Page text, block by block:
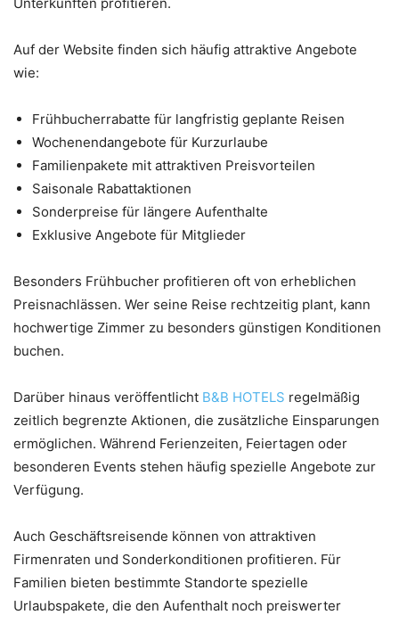
Auf der Website finden sich häufig attraktive Angebote
wie:
Frühbucherrabatte für langfristig geplante Reisen
Wochenendangebote für Kurzurlaube
Familienpakete mit attraktiven Preisvorteilen
Saisonale Rabattaktionen
Sonderpreise für längere Aufenthalte
Exklusive Angebote für Mitglieder
Besonders Frühbucher profitieren oft von erheblichen
Preisnachlässen. Wer seine Reise rechtzeitig plant, kann
hochwertige Zimmer zu besonders günstigen Konditionen
buchen.
Darüber hinaus veröffentlicht B&B HOTELS regelmäßig
zeitlich begrenzte Aktionen, die zusätzliche Einsparungen
ermöglichen. Während Ferienzeiten, Feiertagen oder
besonderen Events stehen häufig spezielle Angebote zur
Verfügung.
Auch Geschäftsreisende können von attraktiven
Firmenraten und Sonderkonditionen profitieren. Für
Familien bieten bestimmte Standorte spezielle
Urlaubspakete, die den Aufenthalt noch preiswerter